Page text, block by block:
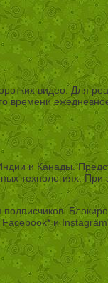
видео. Для
времени
и Канады.
технологиях. При
подписчиков.
и